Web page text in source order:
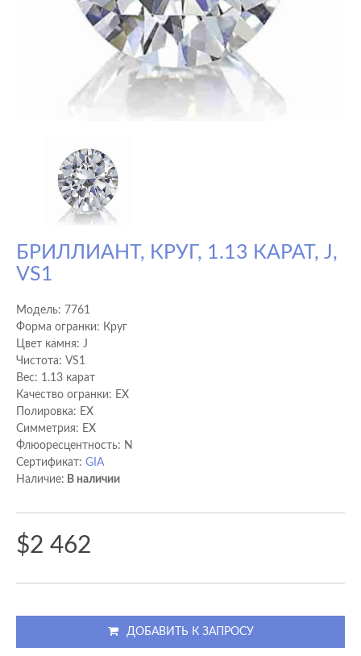
БРИЛЛИАНТ, КРУГ, 1.13 КАРАТ, J,
VS1
Модель: 7761
Форма огранки: Круг
Цвет камня: J
Чистота: VS1
Вес: 1.13 карат
Качество огранки: EX
Полировка: EX
Cимметрия: EX
Флюоресцентность: N
Сертификат: GIA
Наличие: В наличии
$2 462
ДОБАВИТЬ К ЗАПРОСУ